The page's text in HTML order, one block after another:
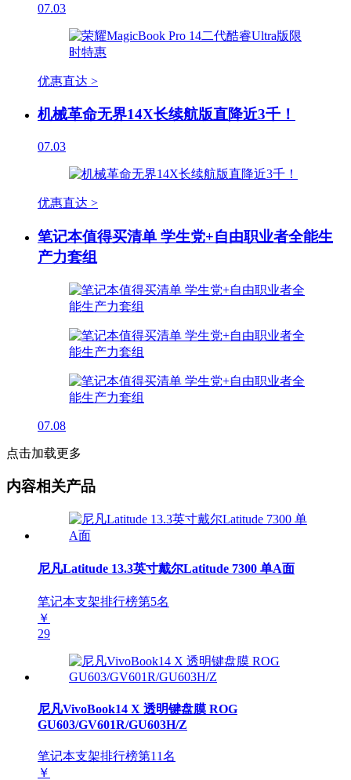
07.03
优惠直达 >
机械革命无界14X长续航版直降近3千！
07.03
优惠直达 >
笔记本值得买清单 学生党+自由职业者全能生
产力套组
07.08
点击加载更多
内容相关产品
尼凡Latitude 13.3英寸戴尔Latitude 7300 单A面
笔记本支架排行榜第5名
￥
29
尼凡VivoBook14 X 透明键盘膜 ROG
GU603/GV601R/GU603H/Z
笔记本支架排行榜第11名
￥